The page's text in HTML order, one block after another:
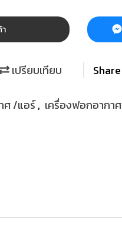
เปรียบเทียบ Share
ศ /แอร์, เครื่องฟอกอากาศ